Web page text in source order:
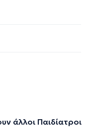
άλλοι Παιδίατροι